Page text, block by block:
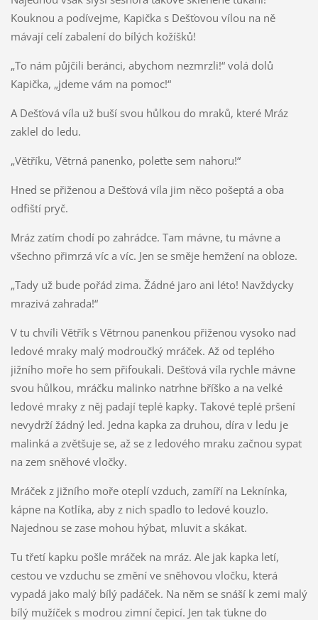
Kouknou a podívejme, Kapička s Dešťovou vílou na ně
mávají celí zabalení do bílých kožíšků!
„To nám půjčili beránci, abychom nezmrzli!“ volá dolů
Kapička, „jdeme vám na pomoc!“
A Dešťová víla už buší svou hůlkou do mraků, které Mráz
zaklel do ledu.
„Větříku, Větrná panenko, poleťte sem nahoru!“
Hned se přiženou a Dešťová víla jim něco pošeptá a oba
odfiští pryč.
Mráz zatím chodí po zahrádce. Tam mávne, tu mávne a
všechno přimrzá víc a víc. Jen se směje hemžení na obloze.
„Tady už bude pořád zima. Žádné jaro ani léto! Navždycky
mrazivá zahrada!“
V tu chvíli Větřík s Větrnou panenkou přiženou vysoko nad
ledové mraky malý modroučký mráček. Až od teplého
jižního moře ho sem přifoukali. Dešťová víla rychle mávne
svou hůlkou, mráčku malinko natrhne bříško a na velké
ledové mraky z něj padají teplé kapky. Takové teplé pršení
nevydrží žádný led. Jedna kapka za druhou, díra v ledu je
malinká a zvětšuje se, až se z ledového mraku začnou sypat
na zem sněhové vločky.
Mráček z jižního moře oteplí vzduch, zamíří na Leknínka,
kápne na Kotlíka, aby z nich spadlo to ledové kouzlo.
Najednou se zase mohou hýbat, mluvit a skákat.
Tu třetí kapku pošle mráček na mráz. Ale jak kapka letí,
cestou ve vzduchu se změní ve sněhovou vločku, která
vypadá jako malý bílý padáček. Na něm se snáší k zemi malý
bílý mužíček s modrou zimní čepicí. Jen tak ťukne do